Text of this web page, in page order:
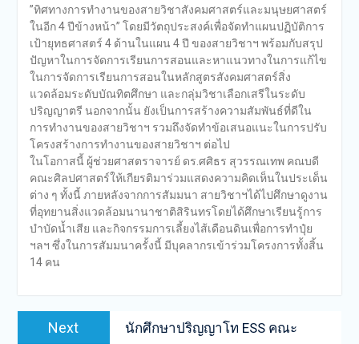
”ทิศทางการทำงานของสายวิชาสังคมศาสตร์และมนุษยศาสตร์
ในอีก 4 ปีข้างหน้า” โดยมีวัตถุประสงค์เพื่อจัดทำแผนปฏิบัติการ
เป้ายุทธศาสตร์ 4 ด้านในแผน 4 ปี ของสายวิชาฯ พร้อมกับสรุป
ปัญหาในการจัดการเรียนการสอนและหาแนวทางในการแก้ไข
ในการจัดการเรียนการสอนในหลักสูตรสังคมศาสตร์สิ่ง
แวดล้อมระดับบัณทิตศึกษา และกลุ่มวิชาเลือกเสรีในระดับ
ปริญญาตรี นอกจากนั้น ยังเป็นการสร้างความสัมพันธ์ที่ดีใน
การทำงานของสายวิชาฯ รวมถึงจัดทำข้อเสนอแนะในการปรับ
โครงสร้างการทำงานของสายวิชาฯ ต่อไป
ในโอกาสนี้ ผู้ช่วยศาสตราจารย์ ดร.ศศิธร สุวรรณเทพ คณบดี
คณะศิลปศาสตร์ให้เกียรติมาร่วมแสดงความคิดเห็นในประเด็น
ต่าง ๆ ทั้งนี้ ภายหลังจากการสัมมนา สายวิชาฯได้ไปศึกษาดูงาน
ที่อุทยานสิ่งแวดล้อมนานาชาติสิรินทรโดยได้ศึกษาเรียนรู้การ
บำบัดน้ำเสีย และกิจกรรมการเลี้ยงไส้เดือนดินเพื่อการทำปุ๋ย
ฯลฯ ซึ่งในการสัมมนาครั้งนี้ มีบุคลากรเข้าร่วมโครงการทั้งสิ้น
14 คน
Post
navigation
Next
Next
post:
นักศึกษาปริญญาโท ESS คณะ